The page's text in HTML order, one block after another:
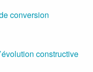
conversion
constructive